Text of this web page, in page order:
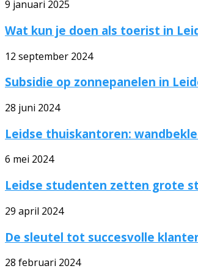
9 januari 2025
Wat kun je doen als toerist in
12 september 2024
Subsidie op zonnepanelen in
28 juni 2024
Leidse thuiskantoren:
6 mei 2024
Leidse studenten zetten grote
29 april 2024
De sleutel tot succesvolle
28 februari 2024